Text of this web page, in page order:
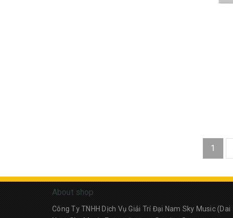
1
About shop
Công Ty TNHH Dịch Vụ Giải Trí Đại Nam Sky Music (Dai